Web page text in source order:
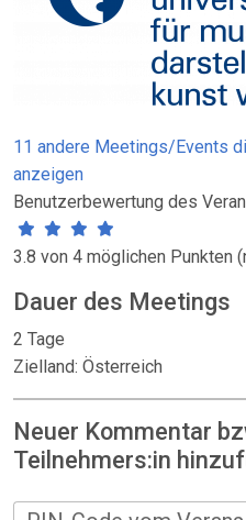
11 andere Meetings/Events
anzeigen
Benutzerbewertung des
3.8 von 4 möglichen Punkten
Dauer des Meetings
2 Tage
Zielland: Österreich
Neuer Kommentar
Teilnehmers:in